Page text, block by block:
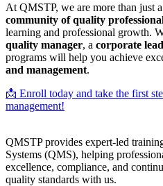
At QMSTP, we are more than just
community of quality
learning and professional growth.
quality manager, a corporate
programs will help you achieve
and management.
📩 Enroll today and take the first
management!
QMSTP provides expert-led
Systems (QMS), helping
excellence, compliance, and
quality standards with us.